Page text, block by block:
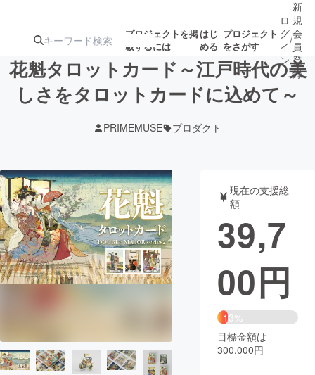
プロジェクトを掲
載するには
はじ
める
プロジェクト
をさがす
ジェクト
募集終了が近いプ
ロジェクト
アート・写真 音楽
テクノロジー・ガジェット ゲーム・
映像・映画 書籍・雑誌
チャレンジ
まちづくり・地域活性化
ロ
グ
イ
ン
/
新
規
会
員
登
録
花魁タロットカード～江戸時代の美
しさをタロットカードに込めて～
PRIMEMUSE プロダクト
現在の支援総
額
39,7
00円
13%
目標金額は
300,000円